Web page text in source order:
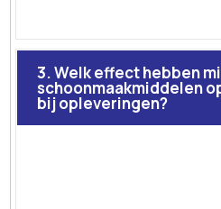
3. Welk effect hebben
schoonmaakmiddelen
bij opleveringen?